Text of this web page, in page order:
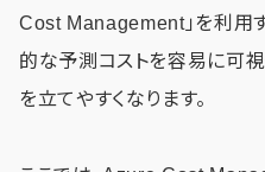
Cost Management」を利用
的な予測コストを容易に可
を立てやすくなります。